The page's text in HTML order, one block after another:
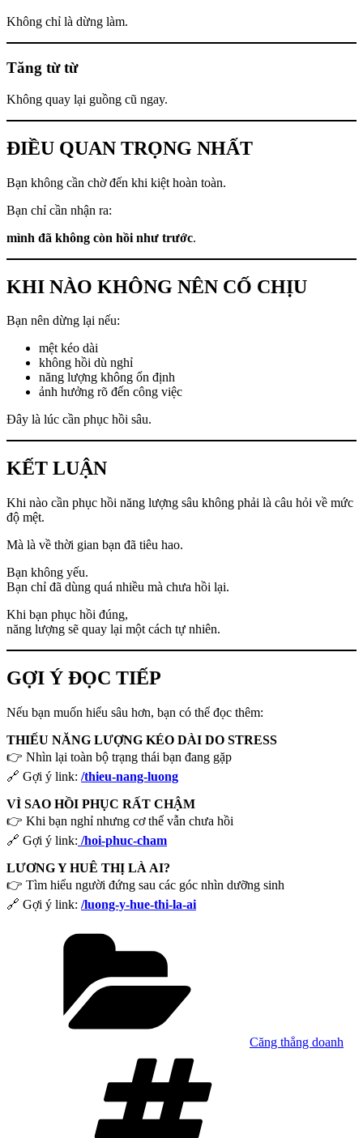
Không chỉ là dừng làm.
Tăng từ từ
Không quay lại guồng cũ ngay.
ĐIỀU QUAN TRỌNG NHẤT
Bạn không cần chờ đến khi kiệt hoàn toàn.
Bạn chỉ cần nhận ra:
mình đã không còn hồi như trước.
KHI NÀO KHÔNG NÊN CỐ CHỊU
Bạn nên dừng lại nếu:
mệt kéo dài
không hồi dù nghỉ
năng lượng không ổn định
ảnh hưởng rõ đến công việc
Đây là lúc cần phục hồi sâu.
KẾT LUẬN
Khi nào cần phục hồi năng lượng sâu không phải là câu hỏi về mức
độ mệt.
Mà là về thời gian bạn đã tiêu hao.
Bạn không yếu.
Bạn chỉ đã dùng quá nhiều mà chưa hồi lại.
Khi bạn phục hồi đúng,
năng lượng sẽ quay lại một cách tự nhiên.
GỢI Ý ĐỌC TIẾP
Nếu bạn muốn hiểu sâu hơn, bạn có thể đọc thêm:
THIẾU NĂNG LƯỢNG KÉO DÀI DO STRESS
👉 Nhìn lại toàn bộ trạng thái bạn đang gặp
🔗 Gợi ý link: /thieu-nang-luong
VÌ SAO HỒI PHỤC RẤT CHẬM
👉 Khi bạn nghỉ nhưng cơ thể vẫn chưa hồi
🔗 Gợi ý link: /hoi-phuc-cham
LƯƠNG Y HUÊ THỊ LÀ AI?
👉 Tìm hiểu người đứng sau các góc nhìn dưỡng sinh
🔗 Gợi ý link: /luong-y-hue-thi-la-ai
Căng thẳng doanh